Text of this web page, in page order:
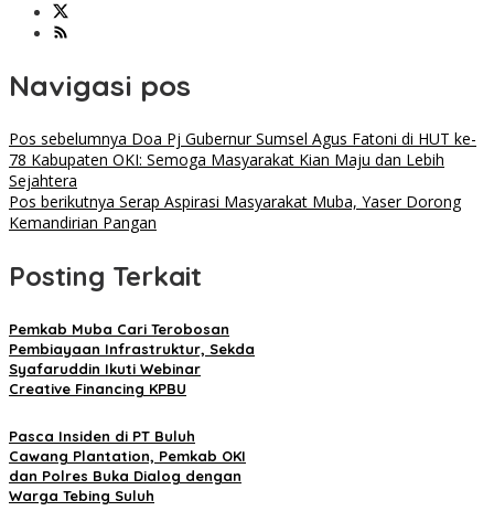
Navigasi pos
Pos sebelumnya Doa Pj Gubernur Sumsel Agus Fatoni di HUT ke-
78 Kabupaten OKI: Semoga Masyarakat Kian Maju dan Lebih
Sejahtera
Pos berikutnya Serap Aspirasi Masyarakat Muba, Yaser Dorong
Kemandirian Pangan
Posting Terkait
Pemkab Muba Cari Terobosan
Pembiayaan Infrastruktur, Sekda
Syafaruddin Ikuti Webinar
Creative Financing KPBU
Pasca Insiden di PT Buluh
Cawang Plantation, Pemkab OKI
dan Polres Buka Dialog dengan
Warga Tebing Suluh